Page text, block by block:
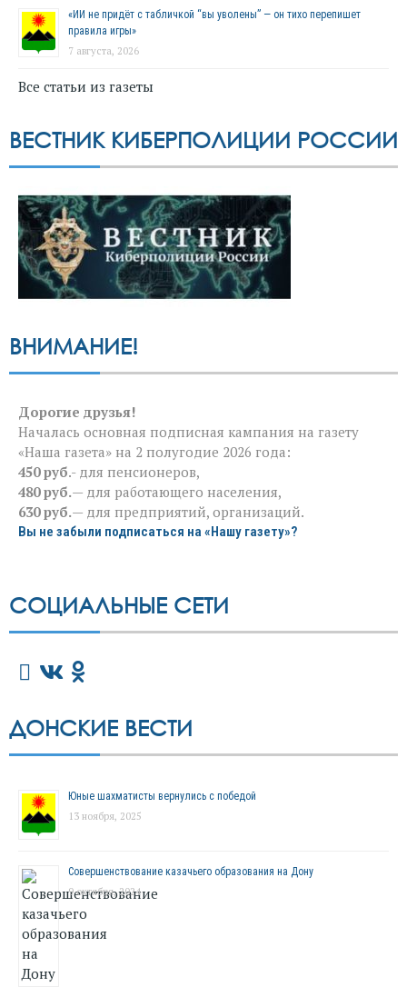
«ИИ не придёт с табличкой “вы уволены” — он тихо перепишет
правила игры»
7 августа, 2026
Все статьи из газеты
ВЕСТНИК КИБЕРПОЛИЦИИ РОССИИ
ВНИМАНИЕ!
Дорогие друзья!
Началась основная подписная кампания на газету
«Наша газета» на 2 полугодие 2026 года:
450 руб.- для пенсионеров,
480 руб.— для работающего населения,
630 руб.— для предприятий, организаций.
Вы не забыли подписаться на «Нашу газету»?
СОЦИАЛЬНЫЕ СЕТИ
ДОНСКИЕ ВЕСТИ
Юные шахматисты вернулись с победой
13 ноября, 2025
Совершенствование казачьего образования на Дону
9 октября, 2024